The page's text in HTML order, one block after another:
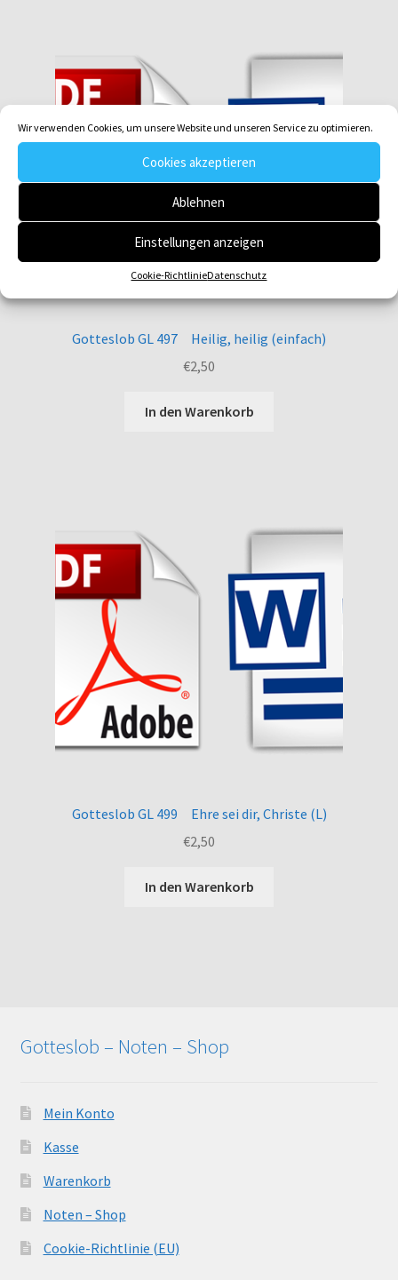
Wir verwenden Cookies, um unsere Website und unseren Service zu optimieren.
Cookies akzeptieren
Ablehnen
Einstellungen anzeigen
Cookie-RichtlinieDatenschutz
Gotteslob GL 497 Heilig, heilig (einfach)
€2,50
In den Warenkorb
Gotteslob GL 499 Ehre sei dir, Christe (L)
€2,50
In den Warenkorb
Gotteslob – Noten – Shop
Mein Konto
Kasse
Warenkorb
Noten – Shop
Cookie-Richtlinie (EU)